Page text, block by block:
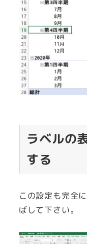
ラベルの
する
この設定も完全
ばして下さい。